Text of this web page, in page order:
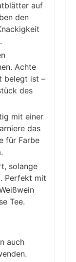
auf
den
Achte
belegt ist –
des
mit einer
das
für Farbe
solange
Perfekt mit
Tee.
auch